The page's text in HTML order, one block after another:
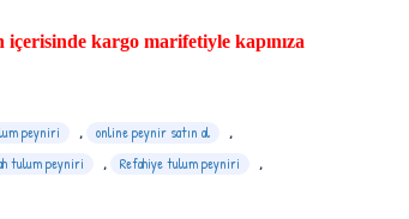
kargo marifetiyle kapınıza
peyniri , online peynir satın al
,
tulum peyniri , Refahiye tulum peyniri
,